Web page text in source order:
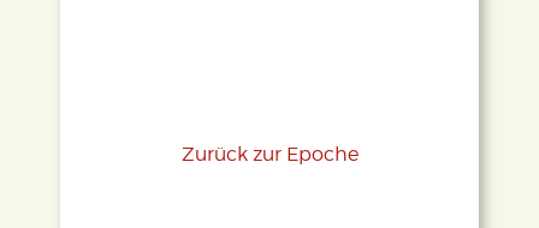
Zurück zur Epoche